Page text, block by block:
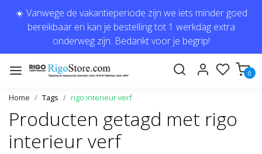
☀️ Vanwege de vakantieperiode zijn we iets minder goed
bereikbaar en kan je bestelling tot 1 werkdag extra
onderweg zijn. Bedankt voor je begrip!
0
Home Tags rigo interieur verf
Producten getagd met rigo
interieur verf